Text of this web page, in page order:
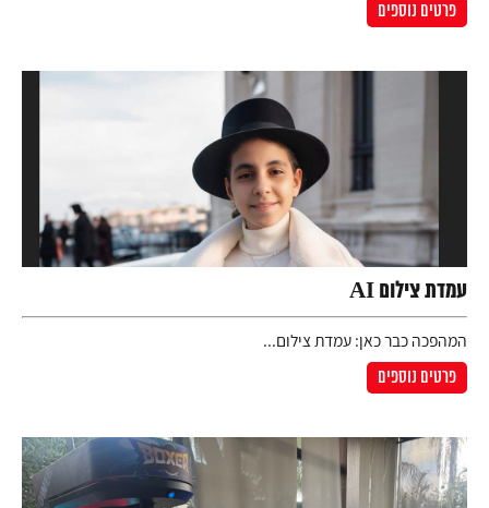
פרטים נוספים
עמדת צילום AI
המהפכה כבר כאן: עמדת צילום...
פרטים נוספים